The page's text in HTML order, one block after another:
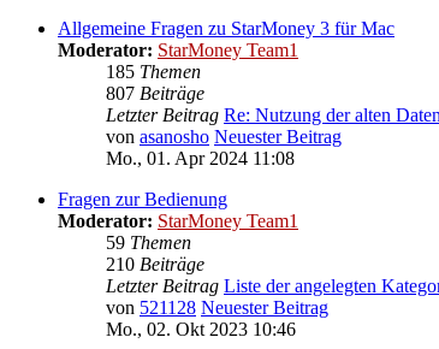
Allgemeine Fragen zu StarMoney 3 für Mac
Moderator: StarMoney Team1
185 Themen
807 Beiträge
Letzter Beitrag Re: Nutzung der alten
von asanosho Neuester Beitrag
Mo., 01. Apr 2024 11:08
Fragen zur Bedienung
Moderator: StarMoney Team1
59 Themen
210 Beiträge
Letzter Beitrag Liste der angelegten
von 521128 Neuester Beitrag
Mo., 02. Okt 2023 10:46